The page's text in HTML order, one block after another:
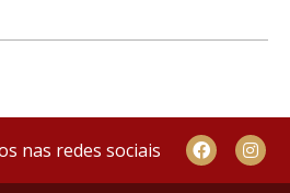
nas redes sociais